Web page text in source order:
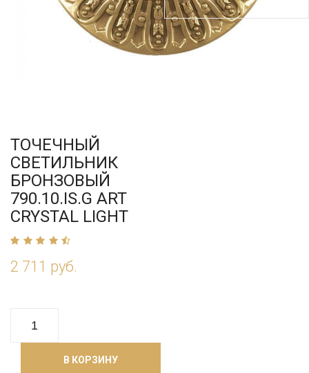
ТОЧЕЧНЫЙ
СВЕТИЛЬНИК
БРОНЗОВЫЙ
790.10.IS.G ART
CRYSTAL LIGHT
2 711 руб.
В КОРЗИНУ